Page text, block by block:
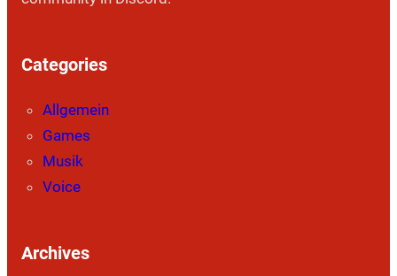
Categories
Allgemein
Games
Musik
Voice
Archives